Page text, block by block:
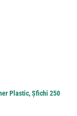
Plastic, Șfichi 250